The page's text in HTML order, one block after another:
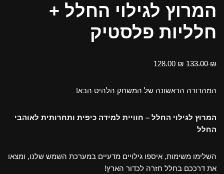
המרוץ לגילוי החלל +
חלליות פלסטיק
133.00₪
128.00 ₪
המהדורה הראשונה של המשחק הלהיט הבא!
המרוץ לגילוי החלל – חוויית למידה כיפית ותחרותית לאוהבי
החלל
השלימו משימות, איספו גילויים מדעיים במערכת השמש שלנו, ומצאו
את דרככם בחלל חזרה לכדור הארץ!